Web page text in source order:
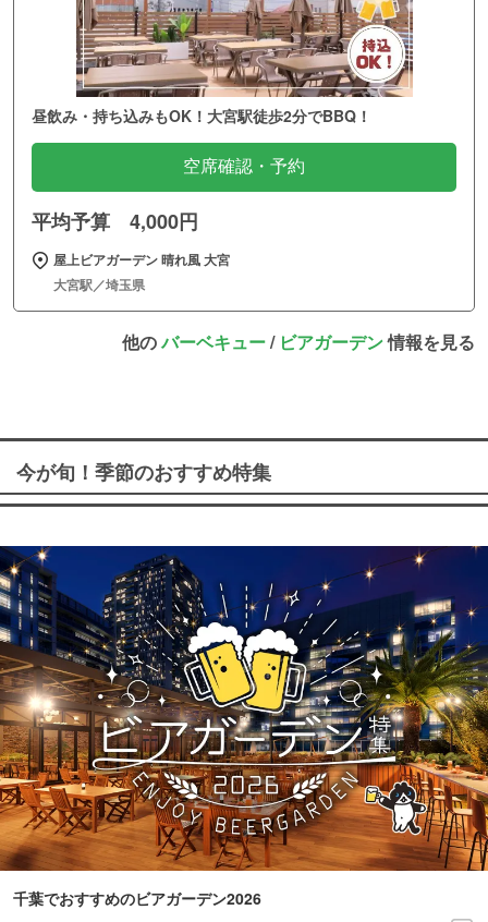
昼飲み・持ち込みもOK！大宮駅徒歩2分でBBQ！
空席確認・予約
平均予算 4,000円
屋上ビアガーデン 晴れ風 大宮
大宮駅／埼玉県
他のバーベキュー/ ビアガーデン情報を見る
今が旬！季節のおすすめ特集
千葉でおすすめのビアガーデン2026